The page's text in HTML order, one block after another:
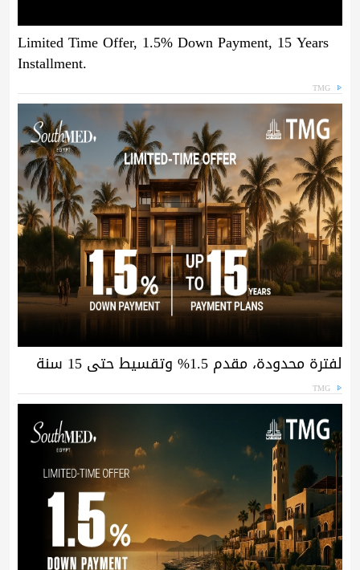
Limited Time Offer, 1.5% Down Payment, 15 Years
Installment.
TMG
لفترة محدودة، مقدم 1.5% وتقسيط حتى 15 سنة
TMG